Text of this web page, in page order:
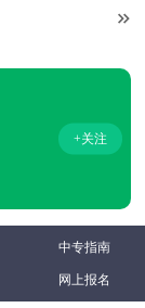

+关注
中专指南
网上报名